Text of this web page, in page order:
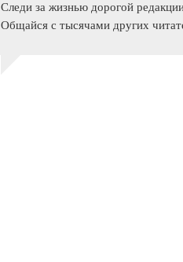
Следи за жизнью дорогой
Общайся с тысячами других